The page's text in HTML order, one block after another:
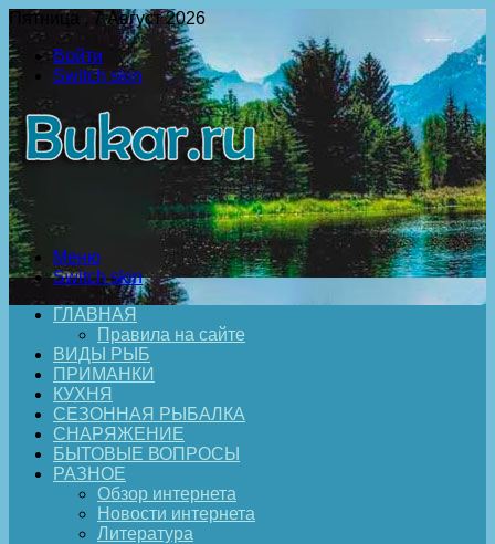
Пятница , 7 Август 2026
Войти
Switch skin
Меню
Switch skin
ГЛАВНАЯ
Правила на сайте
ВИДЫ РЫБ
ПРИМАНКИ
КУХНЯ
СЕЗОННАЯ РЫБАЛКА
СНАРЯЖЕНИЕ
БЫТОВЫЕ ВОПРОСЫ
РАЗНОЕ
Обзор интернета
Новости интернета
Литература